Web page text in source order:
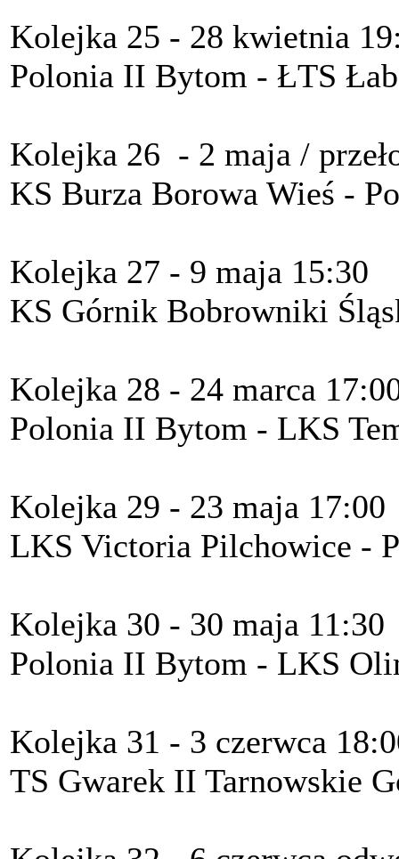
Kolejka 25 - 28 kwietnia
Polonia II Bytom - ŁTS
Kolejka 26 - 2 maja /
KS Burza Borowa Wieś -
Kolejka 27 - 9 maja 15:30
KS Górnik Bobrowniki
Kolejka 28 - 24 marca
Polonia II Bytom - LKS
Kolejka 29 - 23 maja 17:00
LKS Victoria Pilchowice -
Kolejka 30 - 30 maja 11:30
Polonia II Bytom - LKS
Kolejka 31 - 3 czerwca
TS Gwarek II Tarnowskie